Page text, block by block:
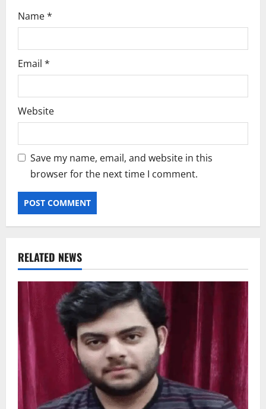
Name*
Email *
Website
Save my name, email, and website in this
browser for the next time I comment.
RELATED NEWS